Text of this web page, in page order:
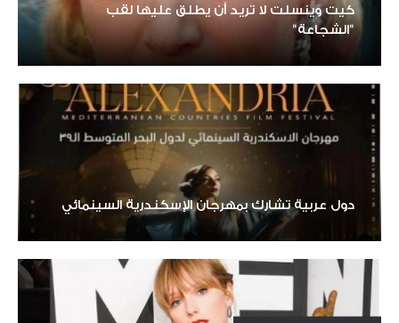
كيت وينسلت لا تريد أن يطلق عليها لقب
"الشجاعة"
دول عربية تشارك بمهرجان الإسكندرية السينمائي